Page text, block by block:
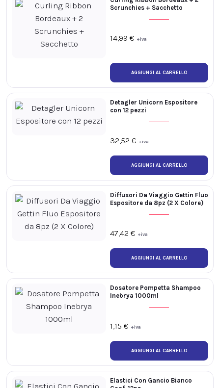
14,99 € +iva
Scrunchies + Sacchetto
32,52 € +iva
Detagler Unicorn Espositore
con 12 pezzi
47,42 € +iva
Diffusori Da Viaggio Gettin Fluo
Espositore da 8pz (2 X Colore)
1,15 € +iva
Dosatore Pompetta Shampoo
Inebrya 1000ml
Elastici Con Gancio Bianco